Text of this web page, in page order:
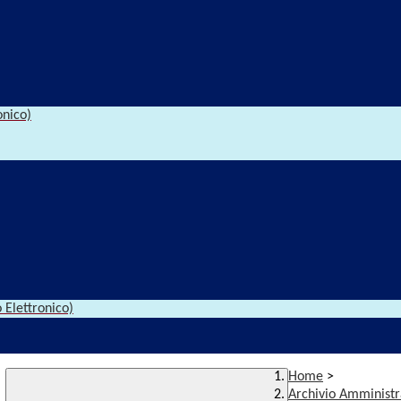
Elettronico)
Home >
Archivio